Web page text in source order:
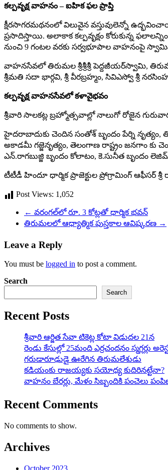
క‌ల్ప‌వృక్ష వాహ‌నం – ఐహిక ఫ‌ల ప్రాప్తి
క్షీరసాగరమథనంలో విలువైన వస్తువులెన్నో
ప్రసాదిస్తాయి. అలాకాక క‌ల్ప‌వృక్షం కోరుకున్న‌
నుంచి 9 గంటల వరకు సర్వభూపాల వాహనంపై
వాహ‌న‌సేవ‌లో తిరుమ‌ల శ్రీ‌శ్రీ‌శ్రీ పెద్ద‌జీయ‌ర్‌స్వామి,
శ్రీమతి సదా భార్గవి, శ్రీ వీర‌బ్ర‌హ్మం, సివిఎస్వో శ్రీ
క‌ల్ప‌వృక్ష వాహనసేవలో కళావైభవం
శ్రీవారి సాల‌క‌ట్ల బ్రహ్మోత్సవాల్లో నాలుగో రోజైన
హైదరాబాదుకు చెందిన సంతోశ్ బృందం పేర్ని నృత్యం,
అకాడమీ గజ్జెనృత్యం, తెలంగాణ రాష్ట్రం జనగాం కు
ఎన్.రాగబుజ్జి బృందం కోలాటం, కె.సునీత బృందం
టీటీడీ హిందూ ధార్మిక ప్రాజెక్టుల ప్రోగ్రామింగ్ ఆఫీసర్
Post Views: 1,052
← వ‌రంగ‌ల్‌లో రూ. 3 కోట్ల‌తో ధార్మిక భ‌వ‌న్
తిరుమలలో ఆధ్యాత్మిక పుస్తకాల ఆవిష్కరణ →
Leave a Reply
You must be logged in to post a comment.
Search
Search
Recent Posts
శ్రీవారి ఆర్జిత సేవా టికెట్ల కోటా విడుదల 21న
రెండు కేసుల్లో 25మంది ఎర్రచందనం స్మగ్లర్లు
గరుడారూఢుడై ఊరేగిన తిరుమలేశుడు
కడియంకు రాజయ్యకు సయోధ్య కుదిరినట్టేనా?
వాహ‌నం బేర‌ర్లు, మేళం సిబ్బందికి పంచెలు
Recent Comments
No comments to show.
Archives
October 2023